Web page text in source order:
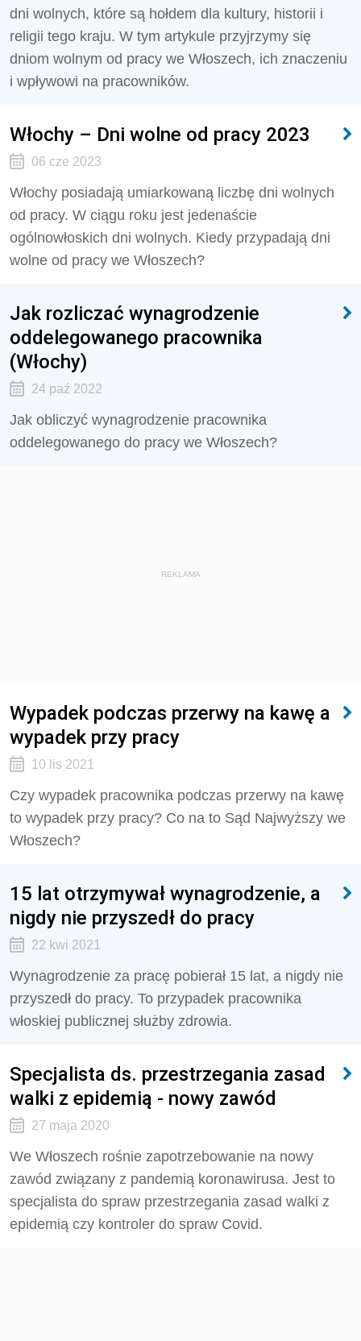
dni wolnych, które są hołdem dla kultury, historii i
religii tego kraju. W tym artykule przyjrzymy się
dniom wolnym od pracy we Włoszech, ich znaczeniu
i wpływowi na pracowników.
Włochy – Dni wolne od pracy 2023
06 cze 2023
Włochy posiadają umiarkowaną liczbę dni wolnych
od pracy. W ciągu roku jest jedenaście
ogólnowłoskich dni wolnych. Kiedy przypadają dni
wolne od pracy we Włoszech?
Jak rozliczać wynagrodzenie
oddelegowanego pracownika
(Włochy)
24 paź 2022
Jak obliczyć wynagrodzenie pracownika
oddelegowanego do pracy we Włoszech?
REKLAMA
Wypadek podczas przerwy na kawę a
wypadek przy pracy
10 lis 2021
Czy wypadek pracownika podczas przerwy na kawę
to wypadek przy pracy? Co na to Sąd Najwyższy we
Włoszech?
15 lat otrzymywał wynagrodzenie, a
nigdy nie przyszedł do pracy
22 kwi 2021
Wynagrodzenie za pracę pobierał 15 lat, a nigdy nie
przyszedł do pracy. To przypadek pracownika
włoskiej publicznej służby zdrowia.
Specjalista ds. przestrzegania zasad
walki z epidemią - nowy zawód
27 maja 2020
We Włoszech rośnie zapotrzebowanie na nowy
zawód związany z pandemią koronawirusa. Jest to
specjalista do spraw przestrzegania zasad walki z
epidemią czy kontroler do spraw Covid.